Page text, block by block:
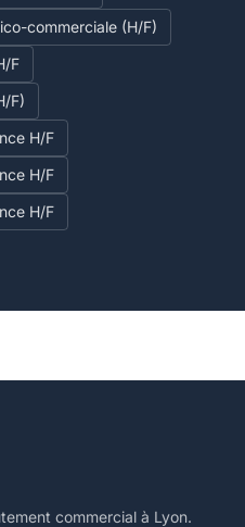
commerciale (H/F)
F
F)
H/F
H/F
H/F
commercial à Lyon.